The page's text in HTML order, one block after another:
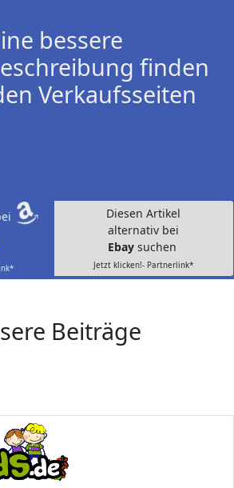
bessere
finden
Verkaufsseiten
Diesen Artikel
alternativ bei
Ebay suchen
Jetzt klicken!- Partnerlink*
Beiträge